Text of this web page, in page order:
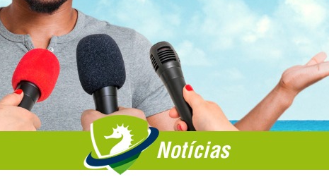
Notícias